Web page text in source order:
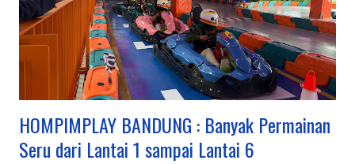
(Bandung Selatan): Terkenal dengan Kawah Putih, Ranca
Upas (rusa, camping), dan Glamping Lakeside dengan
suasana danau yang indah. Pangalengan: Untuk petualangan
seperti rafting di Sungai Palayangan dan off-road adventure
d...
HOMPIMPLAY BANDUNG : Banyak Permainan
Seru dari Lantai 1 sampai Lantai 6